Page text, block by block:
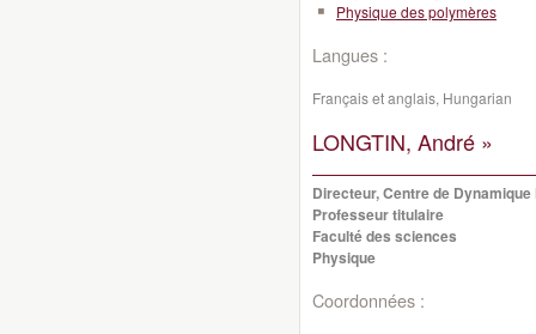
Physique des polymères
Langues :
Français et anglais, Hungarian
LONGTIN, André »
Directeur, Centre de
Professeur titulaire
Faculté des sciences
Physique
Coordonnées :